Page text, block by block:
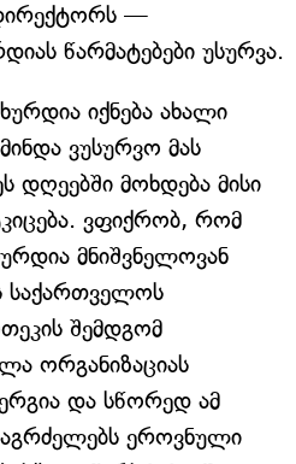
—
წარმატებები უსურვა.
იქნება ახალი
ვუსურვო მას
დღეებში მოხდება მისი
ვფიქრობ, რომ
მნიშვნელოვან
შემდგომ
ორგანიზაციას
და სწორედ ამ
ეროვნული